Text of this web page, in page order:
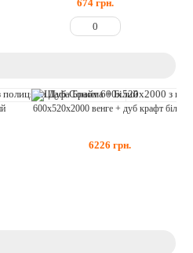
674 грн.
600х520х2000 венге + дуб крафт білий
6226 грн.